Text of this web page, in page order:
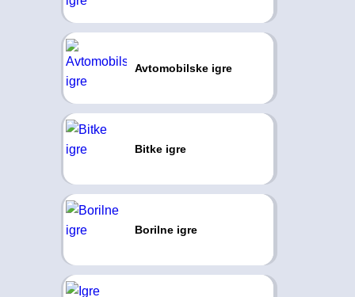
Avtomobilske igre
Bitke igre
Borilne igre